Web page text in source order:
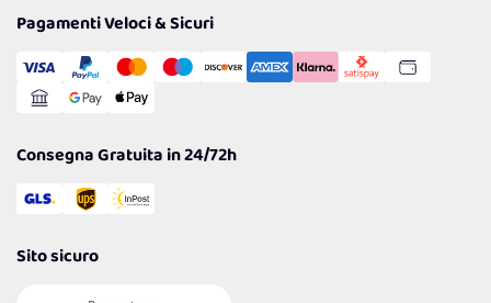
Cookie Policy
Gestisci Cookie
Reso Facile e Veloce
Pagamenti Veloci & Sicuri
Consegna Gratuita in 24/72h
Sito sicuro